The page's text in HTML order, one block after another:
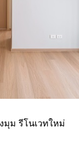
ม รีโนเวทใหม่